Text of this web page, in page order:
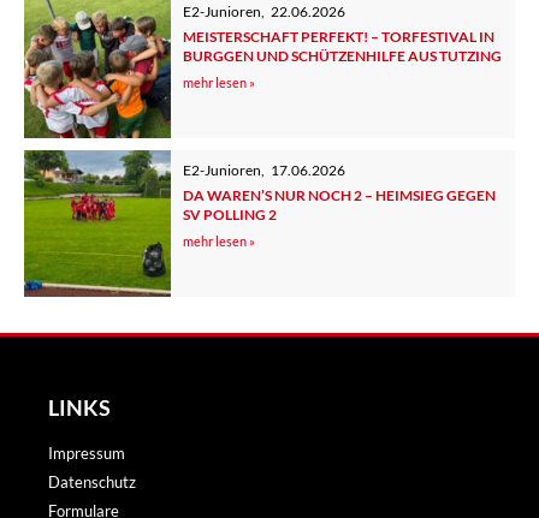
E2-Junioren
22.06.2026
MEISTERSCHAFT PERFEKT! – TORFESTIVAL IN
BURGGEN UND SCHÜTZENHILFE AUS TUTZING
mehr lesen »
E2-Junioren
17.06.2026
DA WAREN’S NUR NOCH 2 – HEIMSIEG GEGEN
SV POLLING 2
mehr lesen »
LINKS
Impressum
Datenschutz
Formulare